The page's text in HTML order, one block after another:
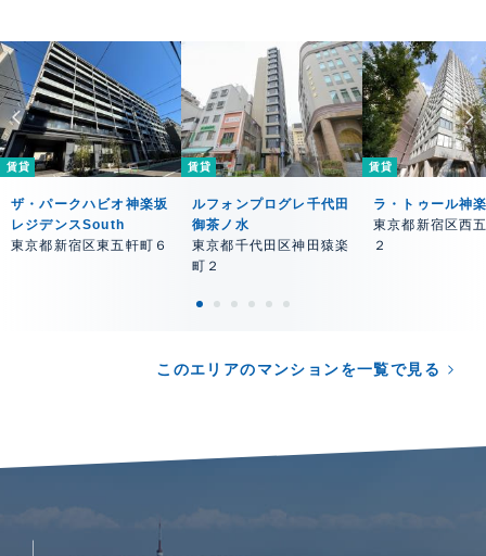
賃貸
ザ・パークハビオ神楽坂
レジデンスSouth
東京都新宿区東五軒町６
賃貸
ルフォンプログレ千代田
御茶ノ水
東京都千代田区神田猿楽
町２
賃貸
ラ・トゥール神
東京都新宿区西
２
このエリアのマンションを一覧で見る